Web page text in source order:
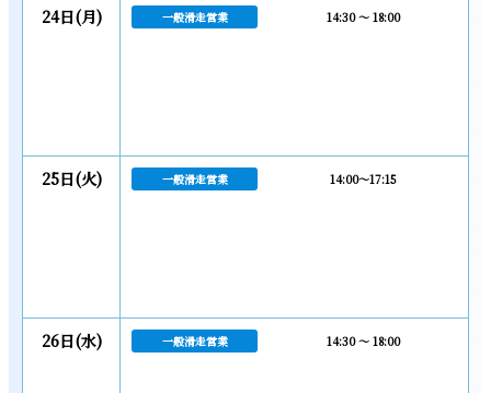
24日(月) 一般滑走営業 14:30 ～ 18:00
25日(火) 一般滑走営業 14:00～17:15
26日(水) 一般滑走営業 14:30 ～ 18:00